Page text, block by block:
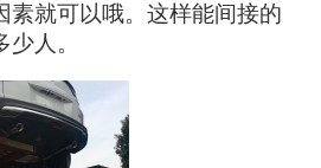
素就可以哦。这样能间接的
人。